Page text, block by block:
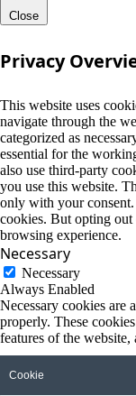
Close
Privacy
This website uses
navigate through the
categorized as
essential for the
also use third-party
you use this website.
only with your
cookies. But opting out
browsing experience.
Necessary
Necessary
Always Enabled
Necessary cookies are
properly. These
features of the website,
Cookie